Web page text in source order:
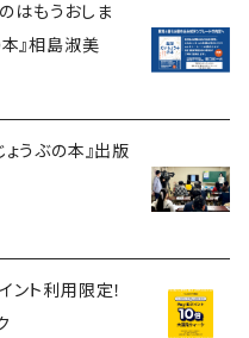
はもうおしま
』相島淑美
うぶの本』出版
ント利用限定！